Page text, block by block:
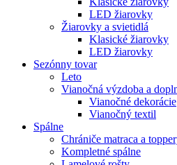
LED žiarovky
Žiarovky a svietidlá
Klasické žiarovky
LED žiarovky
Sezónny tovar
Leto
Vianočná výzdoba a
Vianočné dekorácie
Vianočný textil
Spálne
Chrániče matraca a
Kompletné spálne